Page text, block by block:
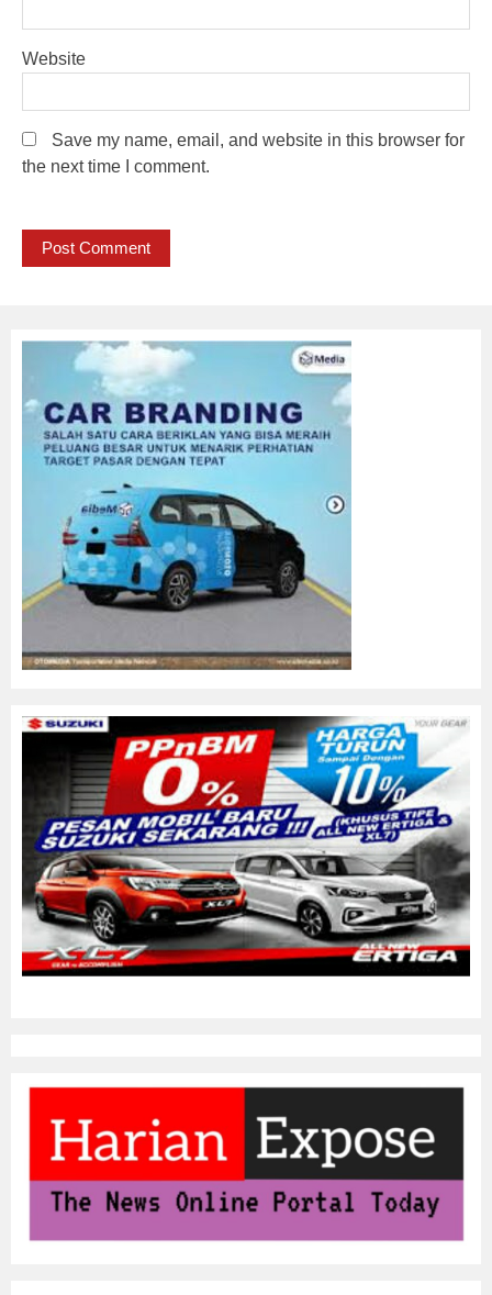
Website
Save my name, email, and website in this browser for
the next time I comment.